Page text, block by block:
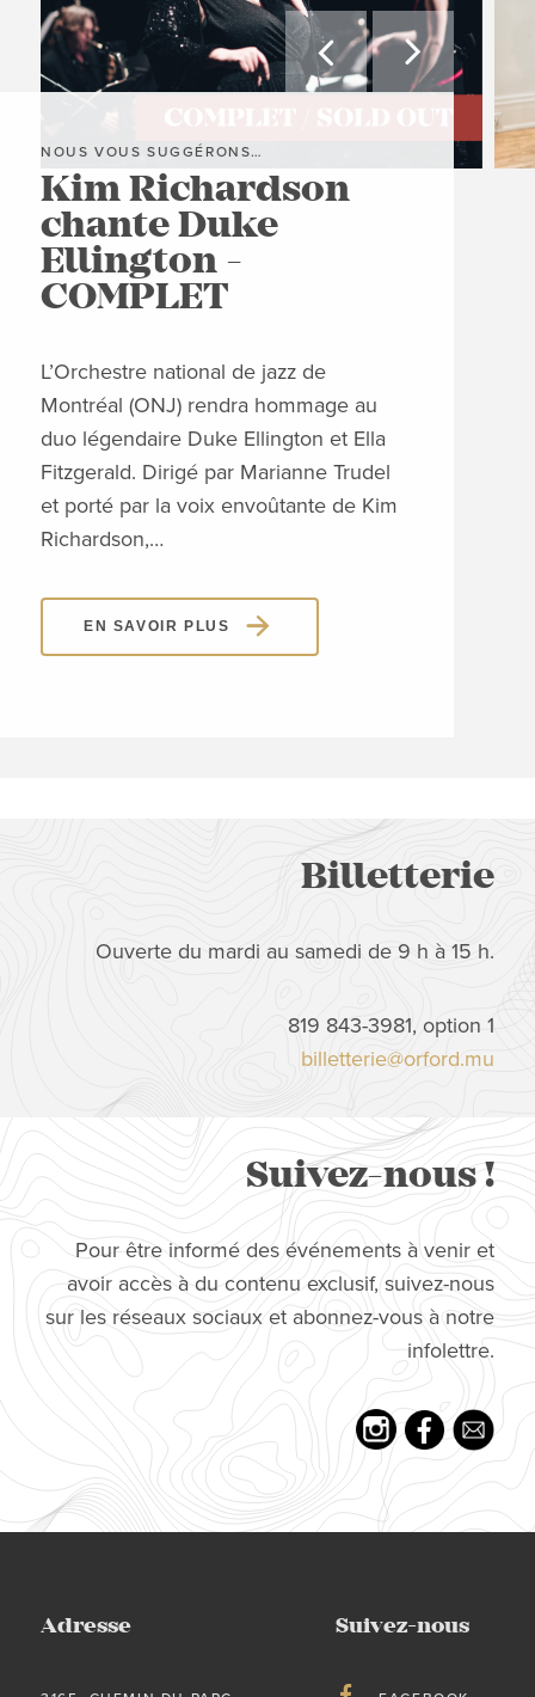
 
NOUS VOUS SUGGÉRONS…
Kim Richardson
chante Duke
Ellington -
COMPLET
L’Orchestre national de jazz de
Montréal (ONJ) rendra hommage au
duo légendaire Duke Ellington et Ella
Fitzgerald. Dirigé par Marianne Trudel
et porté par la voix envoûtante de Kim
Richardson,…
EN SAVOIR PLUS
Billetterie
Ouverte du mardi au samedi de 9 h à 15 h.
819 843-3981, option 1
billetterie@orford.mu
Suivez-nous !
Pour être informé des événements à venir et
avoir accès à du contenu exclusif, suivez-nous
sur les réseaux sociaux et abonnez-vous à notre
infolettre.
Adresse Suivez-nous